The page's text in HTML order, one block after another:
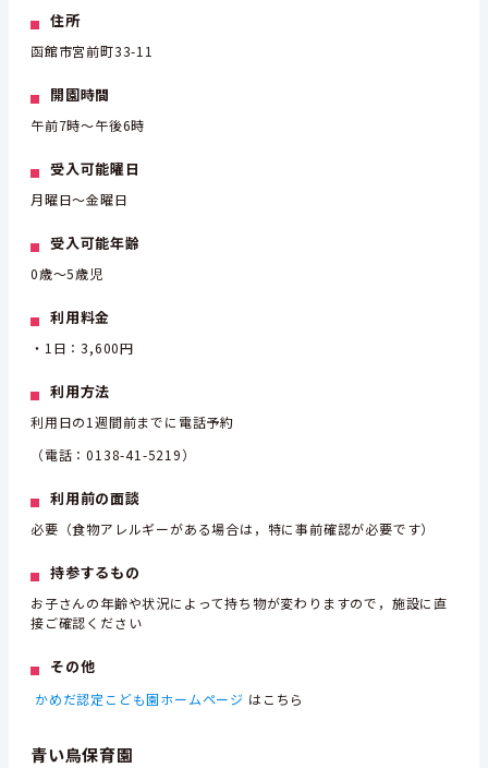
住所
函館市宮前町33-11
開園時間
午前7時～午後6時
受入可能曜日
月曜日～金曜日
受入可能年齢
0歳～5歳児
利用料金
・1日：3,600円
利用方法
利用日の1週間前までに電話予約
（電話：0138-41-5219）
利用前の面談
必要（食物アレルギーがある場合は，特に事前確認が必要です）
持参するもの
お子さんの年齢や状況によって持ち物が変わりますので，施設に直
接ご確認ください
その他
かめだ認定こども園ホームページ はこちら
青い鳥保育園